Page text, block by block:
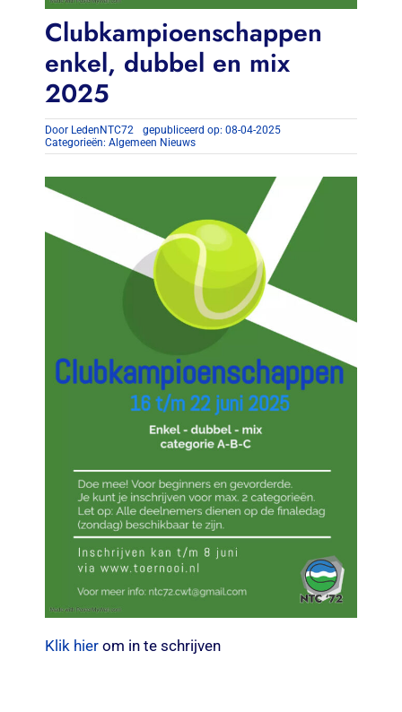
Clubkampioenschappen
enkel, dubbel en mix
2025
Door LedenNTC72
gepubliceerd op: 08-04-2025
Categorieën: Algemeen Nieuws
Klik hierom in te schrijven